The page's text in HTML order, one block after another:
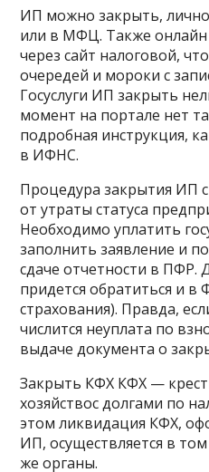
ИП можно закрыть,
или в МФЦ. Также онлайн
через сайт налоговой,
очередей и мороки с
Госуслуги ИП закрыть
момент на портале нет
подробная инструкция,
в ИФНС.
Процедура закрытия ИП
от утраты статуса
Необходимо уплатить
заполнить заявление и
сдаче отчетности в ПФР.
придется обратиться и
страхования). Правда,
числится неуплата по
выдаче документа о
Закрыть КФХ КФХ —
хозяйствос долгами по
этом ликвидация КФХ,
ИП, осуществляется в
же органы.